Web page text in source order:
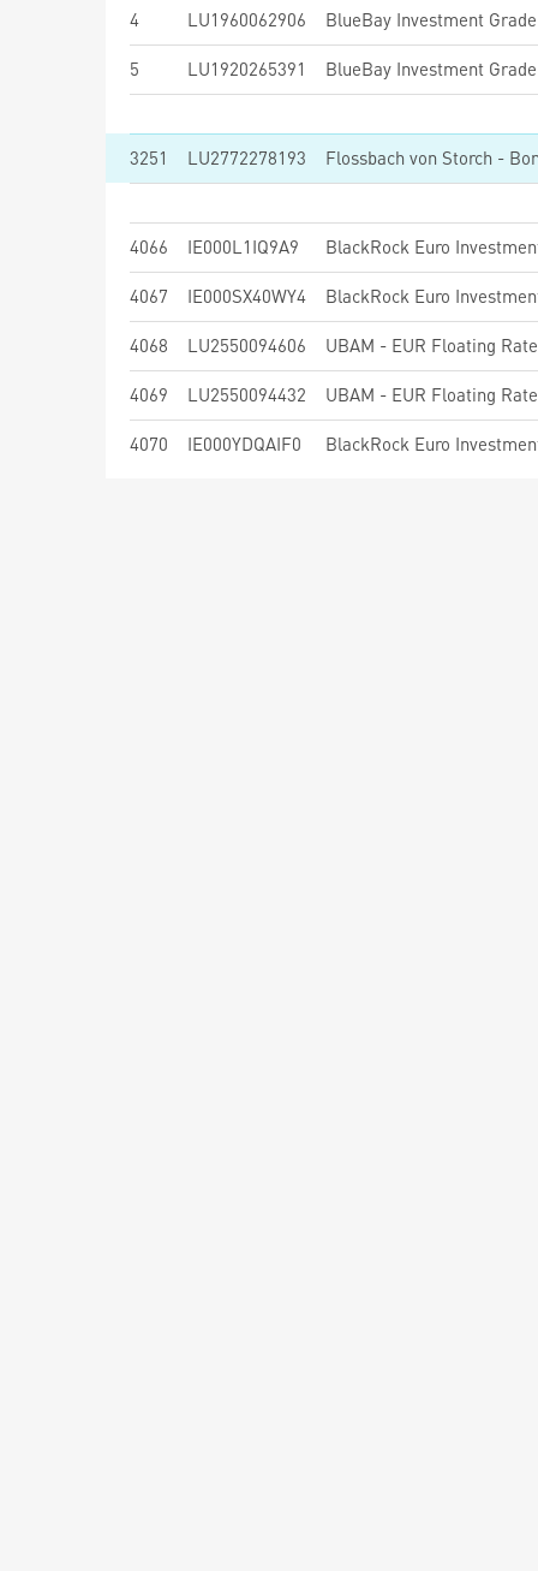
4 LU1960062906
5 LU1920265391
3251 LU2772278193 Flossbach von Storch -
4066 IE000L1IQ9A9
4067 IE000SX40WY4
4068 LU2550094606 UBAM - EUR Floating
4069 LU2550094432 UBAM - EUR Floating
4070 IE000YDQAIF0